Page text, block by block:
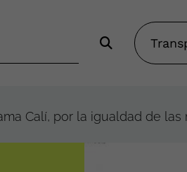
Calí, por la igualdad de las